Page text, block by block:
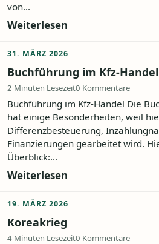
von...
Weiterlesen
31. MÄRZ 2026
Buchführung im Kfz-Handel
2 Minuten Lesezeit0 Kommentare
Buchführung im Kfz-Handel Die
hat einige Besonderheiten, weil
Differenzbesteuerung,
Finanzierungen gearbeitet wird.
Überblick:...
Weiterlesen
19. MÄRZ 2026
Koreakrieg
4 Minuten Lesezeit0 Kommentare